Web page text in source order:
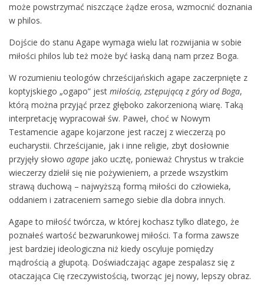
może powstrzymać niszczące żądze erosa, wzmocnić doznania
w philos.
Dojście do stanu Agape wymaga wielu lat rozwijania w sobie
miłości philos lub też może być łaską daną nam przez Boga.
W rozumieniu teologów chrześcijańskich agape zaczerpnięte z
koptyjskiego „ogapo” jest miłością, zstępującą z góry od Boga,
którą można przyjąć przez głęboko zakorzenioną wiarę. Taką
interpretację wypracował św. Paweł, choć w Nowym
Testamencie agape kojarzone jest raczej z wieczerzą po
eucharystii. Chrześcijanie, jak i inne religie, zbyt dosłownie
przyjęły słowo agape jako ucztę, ponieważ Chrystus w trakcie
wieczerzy dzielił się nie pożywieniem, a przede wszystkim
strawą duchową – najwyższą formą miłości do człowieka,
oddaniem i zatraceniem samego siebie dla dobra innych.
Agape to miłość twórcza, w której kochasz tylko dlatego, że
poznałeś wartość bezwarunkowej miłości. Ta forma zawsze
jest bardziej ideologiczna niż kiedy oscyluje pomiędzy
mądrością a głupotą. Doświadczając agape zespalasz się z
otaczająca Cię rzeczywistością, tworząc jej nowy, lepszy obraz.